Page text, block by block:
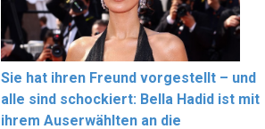
Sie hat ihren Freund vorgestellt – und
alle sind schockiert: Bella Hadid ist mit
ihrem Auserwählten an die